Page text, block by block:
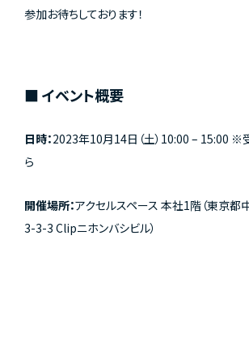
参加お待ちしております！
■ イベント概要
日時：2023年10月14日（土）10:00 – 15:00 ※
ら
開催場所：アクセルスペース 本社1階（東京
3-3-3 Clipニホンバシビル）